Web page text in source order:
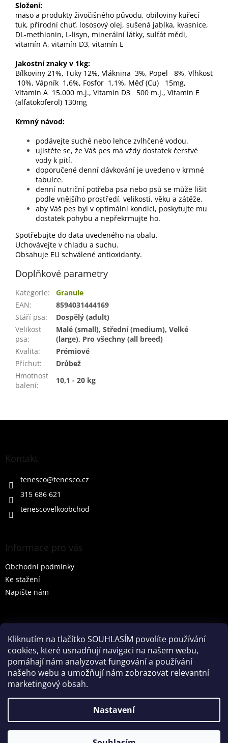
Kliknutím na tlačítko SOUHLASÍM povolíte používání
cookies, které usnadňují navigaci na našem webu,
pomáhají nám analyzovat fungování a používání
našeho webu a umožňují nám zobrazovat relevantní
marketingový obsah.
Nastavení
Složení:
maso a produkty živočišného původu, obiloviny kuřecí
tuk, přírodní chuť, lososový olej, sušená jablka, kvasnice,
DL-methionin, L-lisyn, minerální látky, sulfát mědi,
vitamín A, vitamín D3, vitamín E
Jakostní znaky v 1kg:
Bílkoviny 21%, Tuky 12%, Vláknina 3%, Popel 8%, Vlhkost
10%, Vápník 1,6%, Fosfor 1,1%, Měď (Cu) 15mg,
Vitamin A 15.000 m.j., Vitamin D3 500 m.j., Vitamin E
(alfatokoferol) 130mg
Krmný návod:
podávejte suché nebo lehce zvlhčené vodou.
ujistěte se, že Váš pes má vždy dostatek čerstvé
vody k pití.
doporučené denní dávkování je uvedeno v krmné
tabulce.
denní nutriční potřeba psa nebo psů se může lišit
podle vnějšího prostředí, velikosti, věku a zátěže.
aby Váš pes byl v optimální kondici, poskytujte mu
dostatek pohybu a nepřekrmujte ho.
Spotřebujte do data uvedeného na obalu.
Uchovávejte v chladu a suchu.
Obsahuje EU schválené antioxidanty.
Doplňkové parametry
Kategorie:
Granule
EAN:
8594031444169
Stáří psa:
Dospělý (adult)
Velikost
psa:
Malé (small), Střední (medium), Velké
(large), Pro všechny (all breed)
Kvalita:
Prémiové
Příchuť:
Drůbež
Hmotnost
balení:
10,1 - 20 kg
Z
Kontakt
tenesco@tenesco.cz
315 686 621
tenescovelkoobchod
Informace pro vás
Obchodní podmínky
Ke stažení
Napište nám
HLEDAT
Partner: Mega Creative